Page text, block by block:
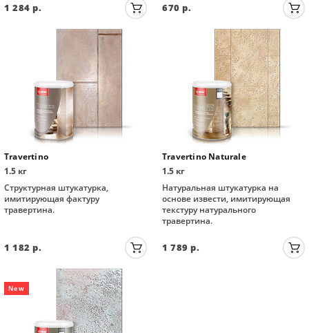
1 284 р. 670 р.
Travertino
1.5 кг
Структурная штукатурка,
имитирующая фактуру
травертина.
1 182 р.
Travertino Naturale
1.5 кг
Натуральная штукатурка на
основе извести, имитирующая
текстуру натурального
травертина.
1 789 р.
New